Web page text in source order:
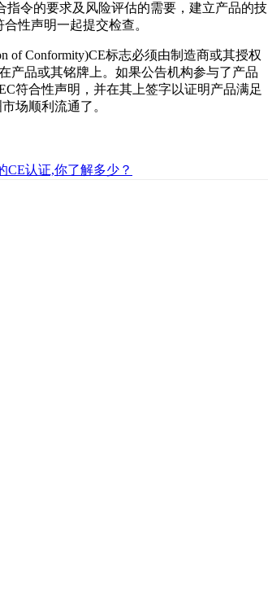
令的要求及风险评估的需要，建立产品的技
性声明一起提交检查。
of Conformity)CE标志必须由制造商或其授权
产品或其铭牌上。如果公告机构参与了产品
符合性声明，并在其上签字以证明产品满足
场顺利流通了。
CE认证,你了解多少？